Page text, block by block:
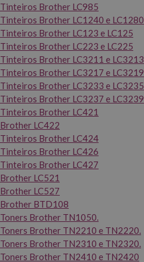
Tinteiros Brother LC985
Tinteiros Brother LC1240 e LC1280
Tinteiros Brother LC123 e LC125
Tinteiros Brother LC223 e LC225
Tinteiros Brother LC3211 e LC3213
Tinteiros Brother LC3217 e LC3219
Tinteiros Brother LC3233 e LC3235
Tinteiros Brother LC3237 e LC3239
Tinteiros Brother LC421
Brother LC422
Tinteiros Brother LC424
Tinteiros Brother LC426
Tinteiros Brother LC427
Brother LC521
Brother LC527
Brother BTD108
Toners Brother TN1050.
Toners Brother TN2210 e TN2220.
Toners Brother TN2310 e TN2320.
Toners Brother TN2410 e TN2420